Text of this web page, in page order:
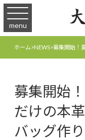
menu
ホーム>NEWS>募集開始！
募集開始
だけの本
バッグ作り